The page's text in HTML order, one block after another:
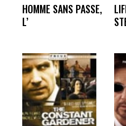
HOMME SANS PASSE,
L’